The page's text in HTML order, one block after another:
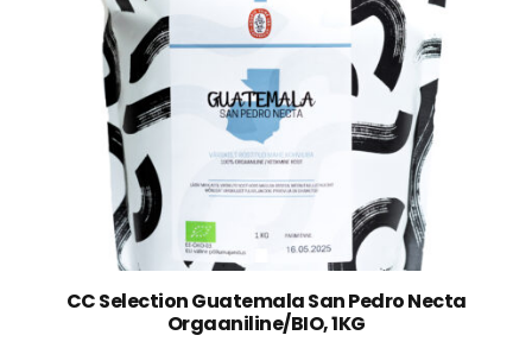
CC Selection Guatemala San Pedro Necta
Orgaaniline/BIO, 1KG